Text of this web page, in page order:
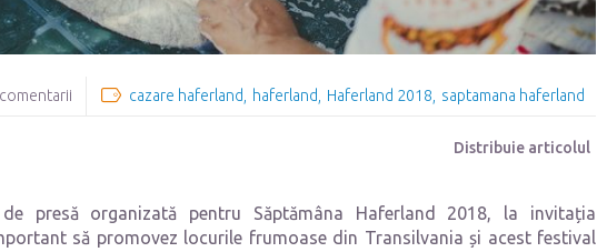
cazare haferland haferland Haferland 2018 saptamana haferland
Distribuie articolul
presă organizată pentru Săptămâna Haferland 2018, la invitația
să promovez locurile frumoase din Transilvania și acest festival